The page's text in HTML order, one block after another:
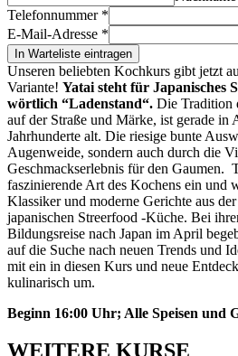
Telefonnummer *
E-Mail-Adresse *
In Warteliste eintragen
Unseren beliebten Kochkurs gibt jetzt
Variante! Yatai steht für Japanisches
wörtlich “Ladenstand“. Die Tradition
auf der Straße und Märke, ist gerade in
Jahrhunderte alt. Die riesige bunte
Augenweide, sondern auch durch die
Geschmackserlebnis für den Gaumen.
faszinierende Art des Kochens ein und
Klassiker und moderne Gerichte aus
japanischen Streerfood -Küche. Bei
Bildungsreise nach Japan im April
auf die Suche nach neuen Trends und
mit ein in diesen Kurs und neue
kulinarisch um.
Beginn 16:00 Uhr; Alle Speisen und
WEITERE KURSE